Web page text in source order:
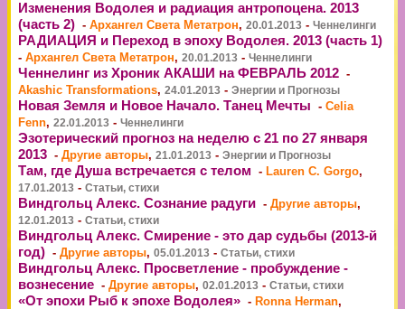
Изменения Водолея и радиация антропоцена. 2013
(часть 2) - Архангел Света Метатрон, 20.01.2013 - Ченнелинги
РАДИАЦИЯ и Переход в эпоху Водолея. 2013 (часть 1)
- Архангел Света Метатрон, 20.01.2013 - Ченнелинги
Ченнелинг из Хроник АКАШИ на ФЕВРАЛЬ 2012 -
Akashic Transformations, 24.01.2013 - Энергии и Прогнозы
Новая Земля и Новое Начало. Танец Мечты - Celia
Fenn, 22.01.2013 - Ченнелинги
Эзотерический прогноз на неделю с 21 по 27 января
2013 - Другие авторы, 21.01.2013 - Энергии и Прогнозы
Там, где Душа встречается с телом - Lauren C. Gorgo,
17.01.2013 - Статьи, стихи
Виндгольц Алекс. Сознание радуги - Другие авторы,
12.01.2013 - Статьи, стихи
Виндгольц Алекс. Смирение - это дар судьбы (2013-й
год) - Другие авторы, 05.01.2013 - Статьи, стихи
Виндгольц Алекс. Просветление - пробуждение -
вознесение - Другие авторы, 02.01.2013 - Статьи, стихи
«От эпохи Рыб к эпохе Водолея» - Ronna Herman,